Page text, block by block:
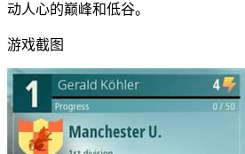
动人心的巅峰和低谷。
游戏截图